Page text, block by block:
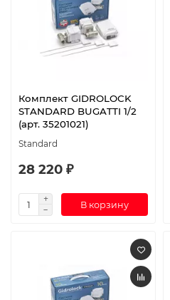
Комплект GIDROLOCK
STANDARD BUGATTI 1/2
(арт. 35201021)
Standard
28 220 ₽
В корзину